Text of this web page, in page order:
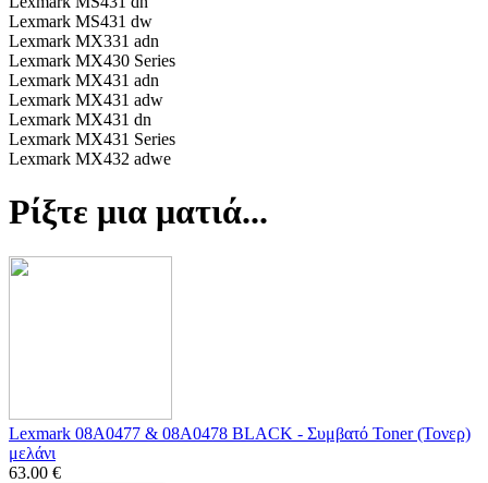
Lexmark MS431 dw
Lexmark MX331 adn
Lexmark MX430 Series
Lexmark MX431 adn
Lexmark MX431 adw
Lexmark MX431 dn
Lexmark MX431 Series
Lexmark MX432 adwe
Ρίξτε μια ματιά...
Lexmark 08A0477 & 08A0478 BLACK - Συμβατό Toner (Τονερ)
μελάνι
63.00 €